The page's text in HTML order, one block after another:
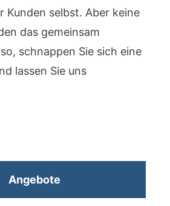
Kunden selbst. Aber keine
das gemeinsam
schnappen Sie sich eine
lassen Sie uns
Angebote